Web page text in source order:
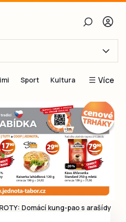
Obnovit heslo
se
se přes Facebook
chci seRegistrovat
Sport Kultura Více
Inspirace
Čtenáři píší
Speciální přílohy
Inzerce
Domácí kung-pao s arašídy